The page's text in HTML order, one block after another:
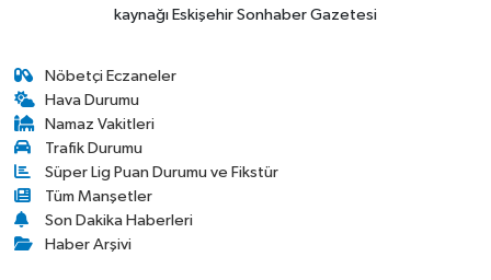
kaynağı Eskişehir Sonhaber Gazetesi
Nöbetçi Eczaneler
Hava Durumu
Namaz Vakitleri
Trafik Durumu
Süper Lig Puan Durumu ve Fikstür
Tüm Manşetler
Son Dakika Haberleri
Haber Arşivi